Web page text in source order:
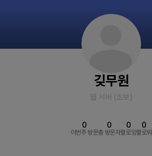
깆무원
웹 서버 (초보)
이번주 방문
0
총 방문자
0
팔로잉
0
팔로워
0